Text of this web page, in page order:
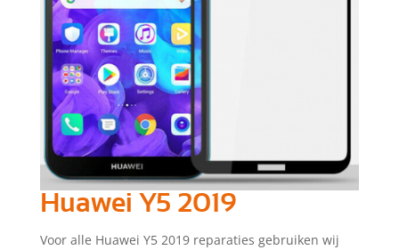
Huawei Y5 2019
Voor alle Huawei Y5 2019 reparaties gebruiken wij